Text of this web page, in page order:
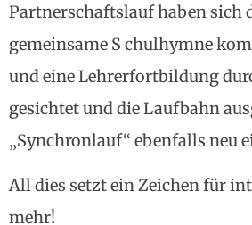
Partnerschaftslauf haben sich
gemeinsame S chulhymne
und eine Lehrerfortbildung
gesichtet und die Laufbahn
„Synchronlauf“ ebenfalls neu
All dies setzt ein Zeichen für
mehr!